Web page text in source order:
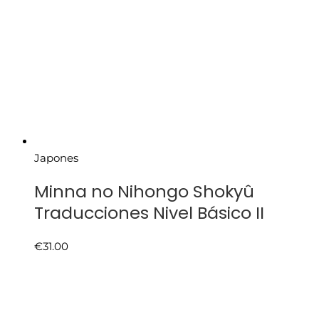
Japones
Minna no Nihongo Shokyû
Traducciones Nivel Básico II
€31.00